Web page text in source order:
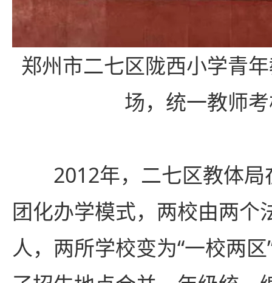
郑州市二七区陇西小学青
场，统一教师
2012年，二七区教体局
团化办学模式，两校由两个
人，两所学校变为“一校两